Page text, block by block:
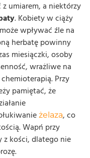
umiarem, a niektórzy
. Kobiety w ciąży
wpływać źle na
herbatę powinny
miesiączki, osoby
wrażliwe na
Przy
pamiętać, że
żelaza, co
Wapń przy
z kości, dlatego nie